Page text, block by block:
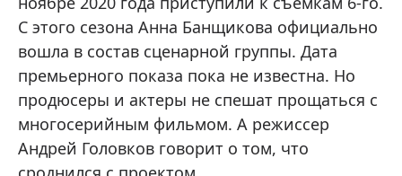
С этого сезона Анна Банщикова официально
вошла в состав сценарной группы. Дата
премьерного показа пока не известна. Но
продюсеры и актеры не спешат прощаться с
многосерийным фильмом. А режиссер
Андрей Головков говорит о том, что